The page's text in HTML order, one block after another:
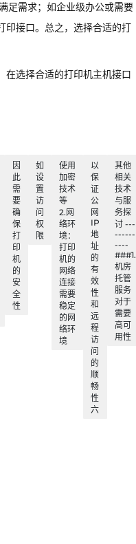
足需求；如企业级办公或需要
印接口。总之，选择合适的打
在选择合适的打印机主机接口
因
此
需
要
确
保
打
印
机
的
安
全
性
如
设
置
访
问
权
限
使用
加密
技术
等
2.网
络环
境：
打印
机的
网络
连接
需要
稳定
的网
络环
境
以
保
证
公
网
IP
地
址
的
有
效
性
和
远
程
访
问
的
顺
畅
性
六
其他
相关
技术
与服
务探
讨 ---
------
----
###1.
机房
托管
服务
对于
需要
高可
用性